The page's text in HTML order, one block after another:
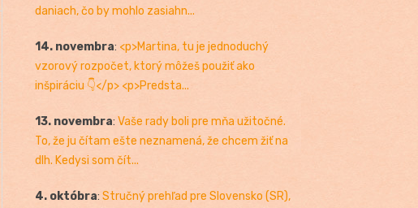
daniach, čo by mohlo zasiahn...
14. novembra: <p>Martina, tu je jednoduchý
vzorový rozpočet, ktorý môžeš použiť ako
inšpiráciu 👇</p> <p>Predsta...
13. novembra: Vaše rady boli pre mňa užitočné.
To, že ju čítam ešte neznamená, že chcem žiť na
dlh. Kedysi som čít...
4. októbra: Stručný prehľad pre Slovensko (SR),